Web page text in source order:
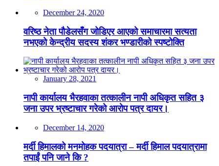
December 24, 2020
वरिष्ठ नेता पौडेलसँग जोडिएर आएको समाचारमा सत्यता
नभएको केन्द्रीय सदस्य शंकर भण्डारीको स्पष्टोक्ति
January 28, 2021
नापी कार्यालय भैरहवाका तत्कालीन नापी अधिकृत सहित ३
जना उपर भ्रष्टाचार गरेको आरोप पत्र दायर।
December 14, 2020
मर्दी हिमालको मनमोहक पदयात्रा – मर्दी हिमाल पदयात्रामा
तपाईं पनि जाने कि ?